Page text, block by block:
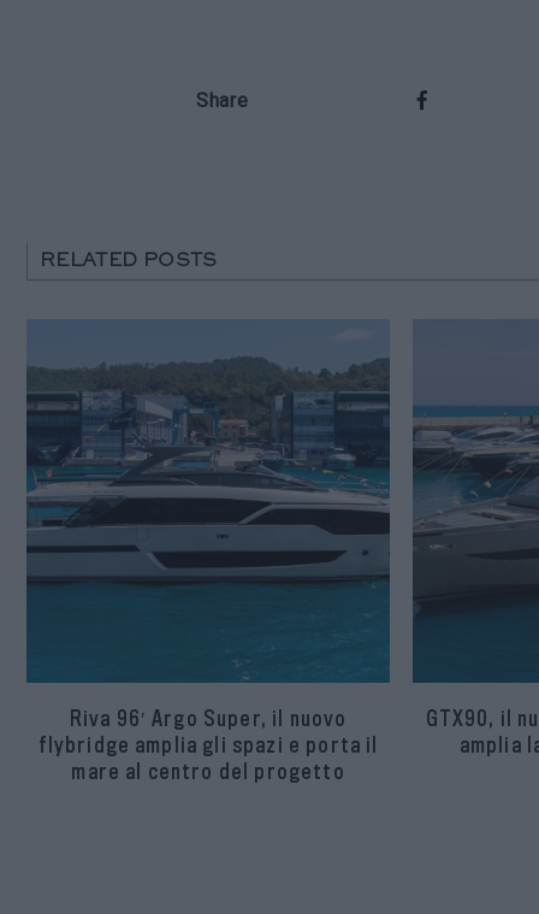
Share
RELATED POSTS
Riva 96′ Argo Super, il nuovo
flybridge amplia gli spazi e porta il
mare al centro del progetto
GTX90, il
amplia